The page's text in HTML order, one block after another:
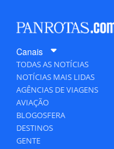
Canais
TODAS AS NOTÍCIAS
NOTÍCIAS MAIS LIDAS
AGÊNCIAS DE VIAGENS
AVIAÇÃO
BLOGOSFERA
DESTINOS
GENTE